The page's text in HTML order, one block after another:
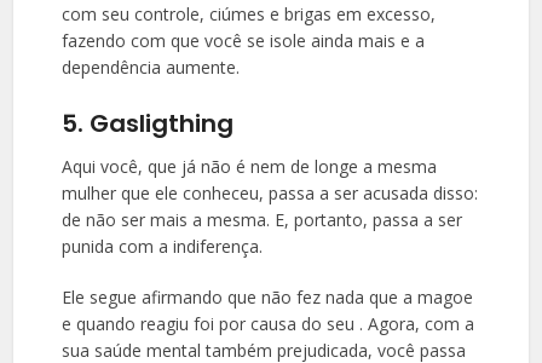
com seu controle, ciúmes e brigas em excesso,
fazendo com que você se isole ainda mais e a
dependência aumente.
5. Gasligthing
Aqui você, que já não é nem de longe a mesma
mulher que ele conheceu, passa a ser acusada disso:
de não ser mais a mesma. E, portanto, passa a ser
punida com a indiferença.
Ele segue afirmando que não fez nada que a magoe
e quando reagiu foi por causa do seu . Agora, com a
sua saúde mental também prejudicada, você passa